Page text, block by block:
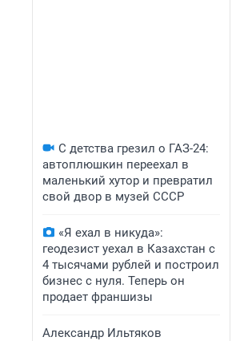
С детства грезил о ГАЗ-24:
автоплюшкин переехал в
маленький хутор и превратил
свой двор в музей СССР
«Я ехал в никуда»:
геодезист уехал в Казахстан с
4 тысячами рублей и построил
бизнес с нуля. Теперь он
продает франшизы
Александр Ильтяков